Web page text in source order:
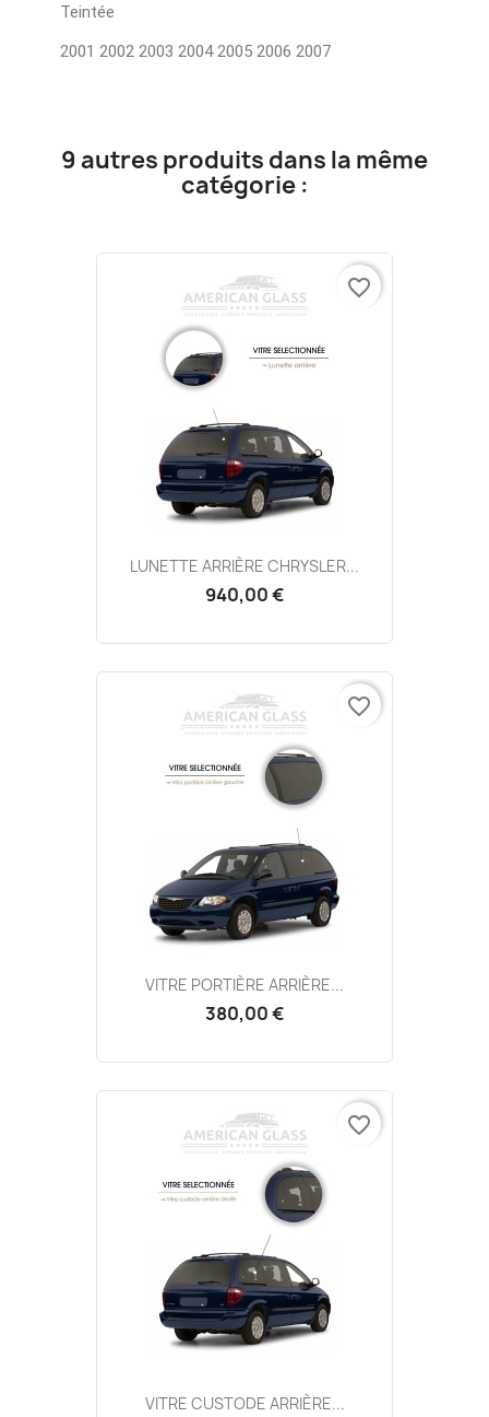
Teintée
2001 2002 2003 2004 2005 2006 2007
9 autres produits dans la même
catégorie :
LUNETTE ARRIÈRE CHRYSLER...
940,00 €
favorite_border
VITRE PORTIÈRE ARRIÈRE...
380,00 €
favorite_border
VITRE CUSTODE ARRIÈRE...
favorite_border